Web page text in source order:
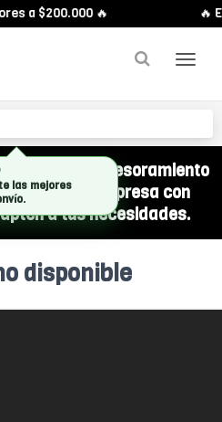
a $200.000 🔥 🔥
y recibí asesoramiento
a tu empresa con
a tus necesidades.
disponible
las mejores